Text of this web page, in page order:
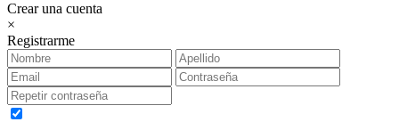
Crear una cuenta
×
Registrarme